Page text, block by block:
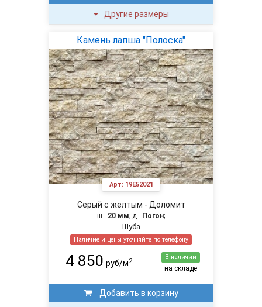
Другие размеры
Арт: 19E52021
Камень лапша "Полоска"
Серый с желтым - Доломит
ш - 20 мм; д - Погон;
Шуба
Наличие и цены уточняйте по телефону
4 850 руб/м2
В наличии
на складе
Добавить в корзину